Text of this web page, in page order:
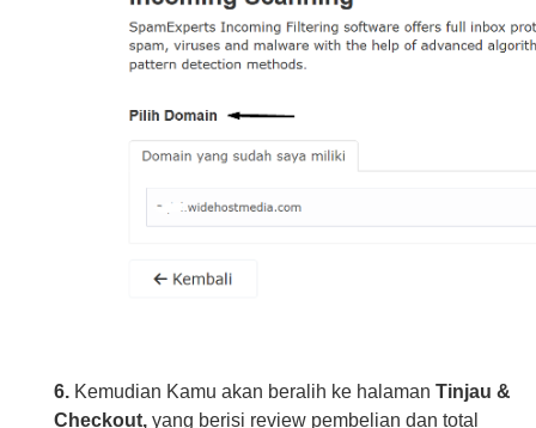
6. Kemudian Kamu akan beralih ke halaman Tinjau &
Checkout, yang berisi review pembelian dan total